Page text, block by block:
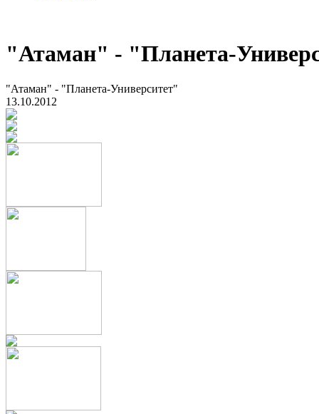
"Атаман" - "Планета-
"Атаман" - "Планета-Университет"
13.10.2012